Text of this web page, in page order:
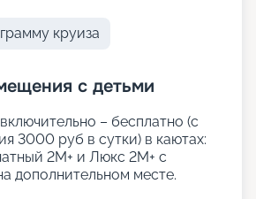
круиза
с детьми
– бесплатно (с
3000 руб в сутки) в каютах:
2М+ и Люкс 2М+ с
дополнительном месте.